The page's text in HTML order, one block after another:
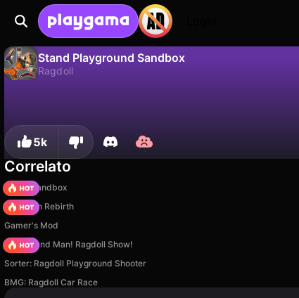
Stand Playground Sandbox
Ragdoll
5k
Correlato
Melon Sandbox
Stickman Rebirth
Gamer's Mod
Playground Man! Ragdoll Show!
Sorter: Ragdoll Playground Shooter
BMG: Ragdoll Car Race